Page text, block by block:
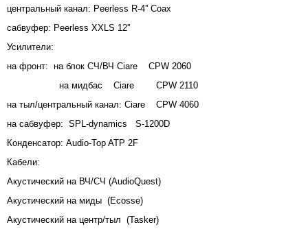
центральный канал: Peerless R-4'' Coax
сабвуфер: Peerless XXLS 12''
Усилители:
на фронт: на блок СЧ/ВЧ Ciare CPW 2060
на мидбас Ciare CPW 2110
на тыл/центральный канал: Ciare CPW 4060
на сабвуфер: SPL-dynamics S-1200D
Конденсатор: Audio-Top ATP 2F
Кабели:
Акустический на ВЧ/СЧ (AudioQuest)
Акустический на миды (Ecosse)
Акустический на центр/тыл (Tasker)